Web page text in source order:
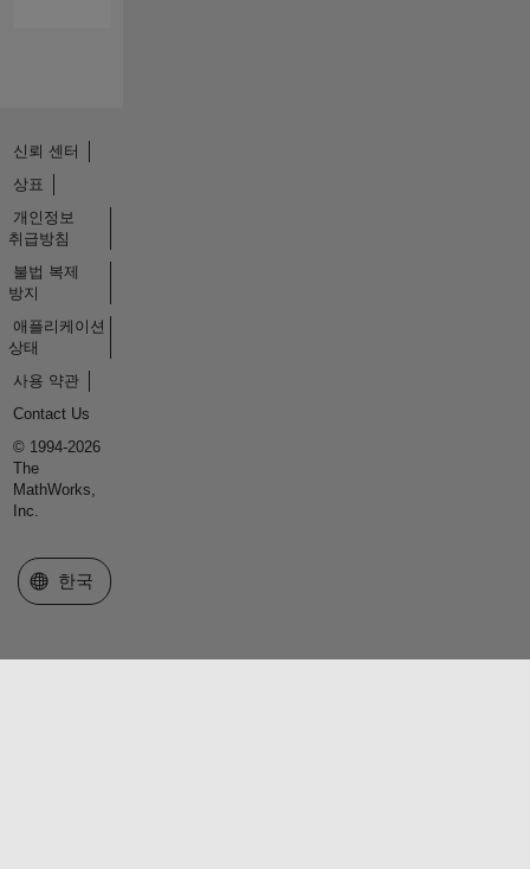
신뢰 센터
상표
개인정보
취급방침
불법 복제
방지
애플리케이션
상태
사용 약관
Contact Us
© 1994-2026
The
MathWorks,
Inc.
웹사이트 선택
한국